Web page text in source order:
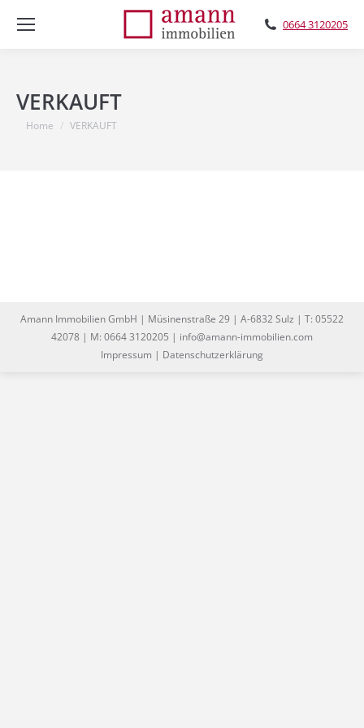
0664 3120205
VERKAUFT
You are here:
Home VERKAUFT
Amann Immobilien GmbH | Müsinenstraße 29 | A-6832 Sulz | T: 05522
42078 | M: 0664 3120205 | info@amann-immobilien.com
Impressum | Datenschutzerklärung